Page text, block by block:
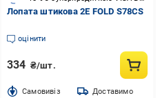
Лопата штикова 2E FOLD S78CS
оцінити
334 ₴/шт.
Cамовивіз Доставимо